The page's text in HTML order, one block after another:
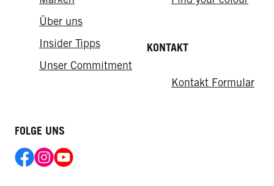
Über uns
Insider Tipps
Unser Commitment
KONTAKT
Kontakt Formular
FOLGE UNS